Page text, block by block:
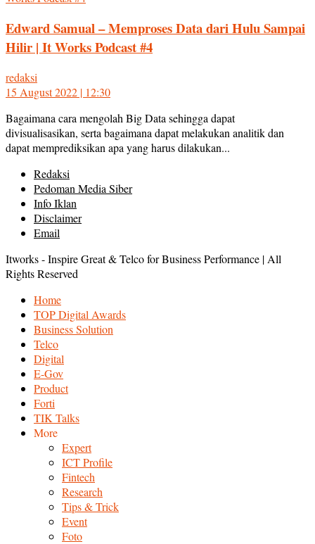
Edward Samual – Memproses Data dari Hulu Sampai
Hilir | It Works Podcast #4
redaksi
15 August 2022 | 12:30
Bagaimana cara mengolah Big Data sehingga dapat
divisualisasikan, serta bagaimana dapat melakukan analitik dan
dapat memprediksikan apa yang harus dilakukan...
Redaksi
Pedoman Media Siber
Info Iklan
Disclaimer
Email
Itworks - Inspire Great & Telco for Business Performance | All
Rights Reserved
Home
TOP Digital Awards
Business Solution
Telco
Digital
E-Gov
Product
Forti
TIK Talks
More
Expert
ICT Profile
Fintech
Research
Tips & Trick
Event
Foto